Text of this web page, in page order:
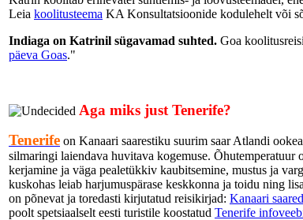
Leia koolitusteema KA Konsultatsioonide kodulehelt või
Indiaga on Katrinil sügavamad suhted. Goa
päeva Goas."
Aga miks just Tenerife?
Tenerife on Kanaari saarestiku suurim saar Atlandi
silmaringi laiendava huvitava kogemuse. Õhutemperatuur
kerjamine ja väga pealetükkiv kaubitsemine, mustus ja
kuskohas leiab harjumuspärase keskkonna ja toidu ning
on põnevat ja toredasti kirjutatud reisikirjad: Kanaari
poolt spetsiaalselt eesti turistile koostatud Tenerife